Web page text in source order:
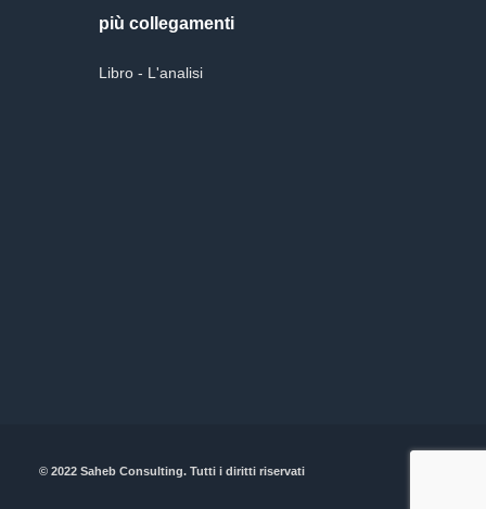
più collegamenti
Libro - L'analisi
© 2022 Saheb Consulting. Tutti i diritti riservati